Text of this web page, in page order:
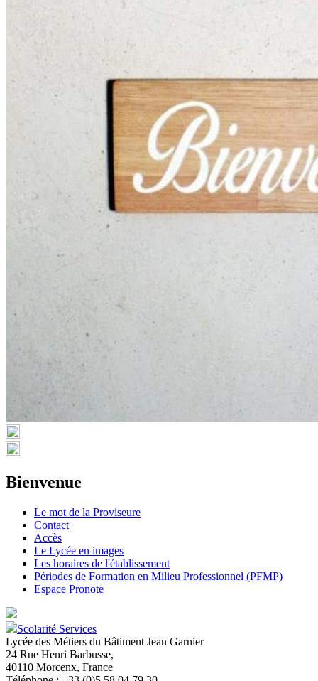
Bienvenue
Le mot de la Proviseure
Contact
Accès
Le Lycée en images
Les horaires de l'établissement
Périodes de Formation en Milieu Professionnel (PFMP)
Espace Pronote
Scolarité Services
Lycée des Métiers du Bâtiment Jean Garnier
24 Rue Henri Barbusse,
40110 Morcenx, France